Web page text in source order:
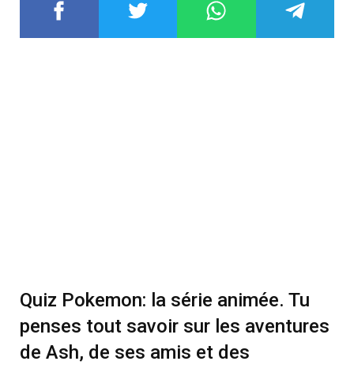
Quiz Pokemon: la série animée. Tu
penses tout savoir sur les aventures
de Ash, de ses amis et des